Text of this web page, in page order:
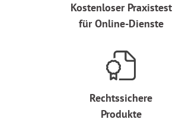
Kostenloser Praxistest
für Online-Dienste
Rechtssichere
Produkte